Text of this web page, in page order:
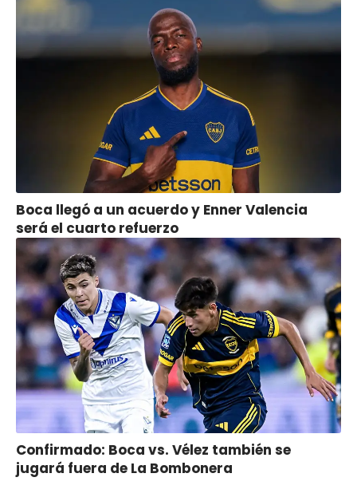
Boca llegó a un acuerdo y Enner Valencia
será el cuarto refuerzo
Confirmado: Boca vs. Vélez también se
jugará fuera de La Bombonera